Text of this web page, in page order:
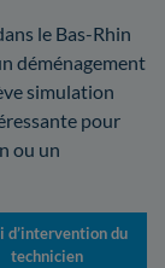
le Bas-Rhin
déménagement
simulation
pour
ou un
d’intervention du
technicien